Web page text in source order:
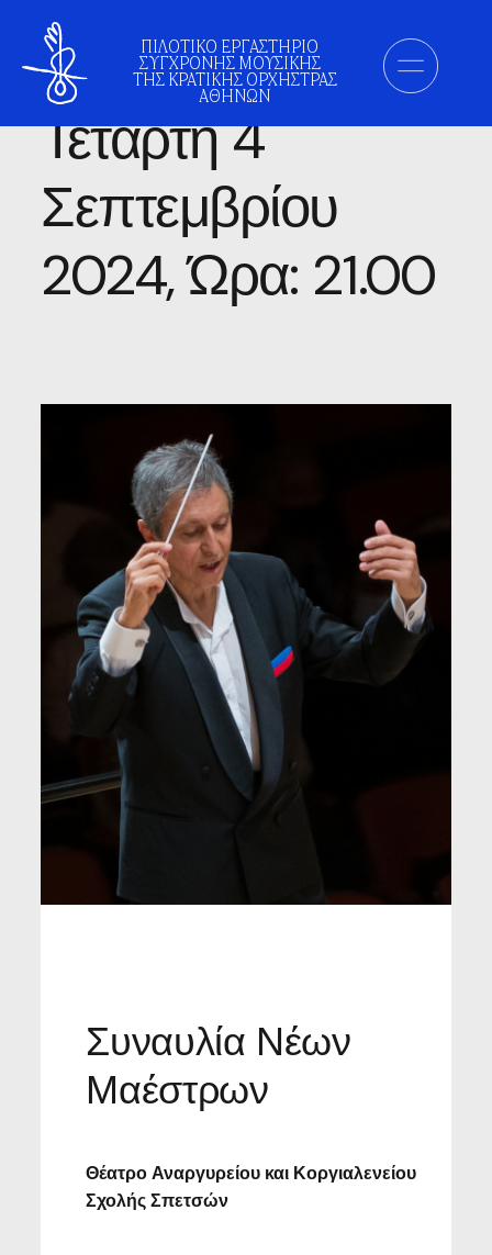
ΠΙΛΟΤΙΚΟ ΕΡΓΑΣΤΗΡΙΟ
ΣΥΓΧΡΟΝΗΣ ΜΟΥΣΙΚΗΣ
ΤΗΣ ΚΡΑΤΙΚΗΣ ΟΡΧΗΣΤΡΑΣ
ΑΘΗΝΩΝ
Κατηγορία:
Τετάρτη 4
Σεπτεμβρίου
2024, Ώρα: 21.00
Συναυλία Νέων
Μαέστρων
Θέατρο Αναργυρείου και Κοργιαλενείου
Σχολής Σπετσών